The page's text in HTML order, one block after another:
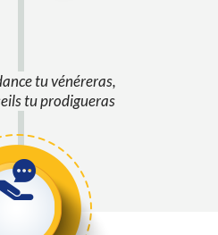
tu vénéreras,
tu prodigueras